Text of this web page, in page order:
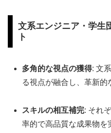
文系エンジニア・学生
ト
多角的な視点の獲得: 文
る視点が融合し、革新的
スキルの相互補完: それ
率的で高品質な成果物を